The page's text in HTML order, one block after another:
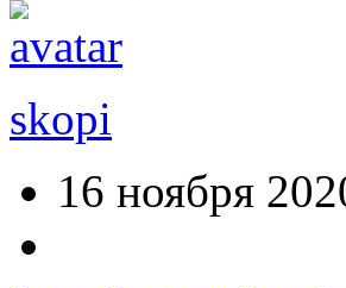
skopi
16 ноября